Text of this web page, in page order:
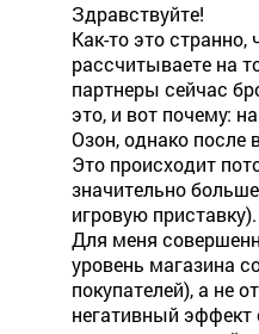
Здравствуйте!
Как-то это
рассчитываете на
партнеры сейчас
это, и вот почему:
Озон, однако после
Это происходит
значительно
игровую приставку).
Для меня
уровень магазина
покупателей), а не
негативный эффект